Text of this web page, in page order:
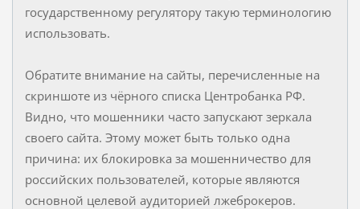
государственному регулятору такую терминологию
использовать.
Обратите внимание на сайты, перечисленные на
скриншоте из чёрного списка Центробанка РФ.
Видно, что мошенники часто запускают зеркала
своего сайта. Этому может быть только одна
причина: их блокировка за мошенничество для
российских пользователей, которые являются
основной целевой аудиторией лжеброкеров.